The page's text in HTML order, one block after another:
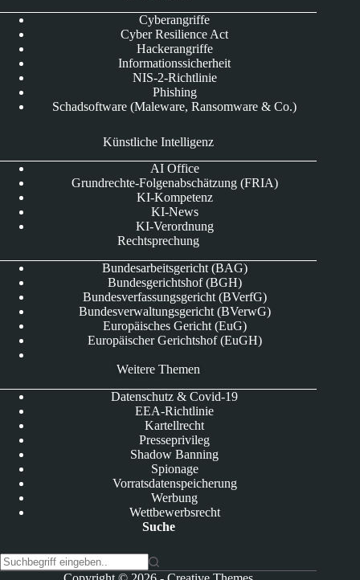
Cyberangriffe
Cyber Resilience Act
Hackerangriffe
Informationssicherheit
NIS-2-Richtlinie
Phishing
Schadsoftware (Maleware, Ransomware & Co.)
Künstliche Intelligenz
AI Office
Grundrechte-Folgenabschätzung (FRIA)
KI-Kompetenz
KI-News
KI-Verordnung
Rechtsprechung
Bundesarbeitsgericht (BAG)
Bundesgerichtshof (BGH)
Bundesverfassungsgericht (BVerfG)
Bundesverwaltungsgericht (BVerwG)
Europäisches Gericht (EuG)
Europäischer Gerichtshof (EuGH)
Weitere Themen
Datenschutz & Covid-19
EEA-Richtlinie
Kartellrecht
Presseprivileg
Shadow Banning
Spionage
Vorratsdatenspeicherung
Werbung
Wettbewerbsrecht
Suche